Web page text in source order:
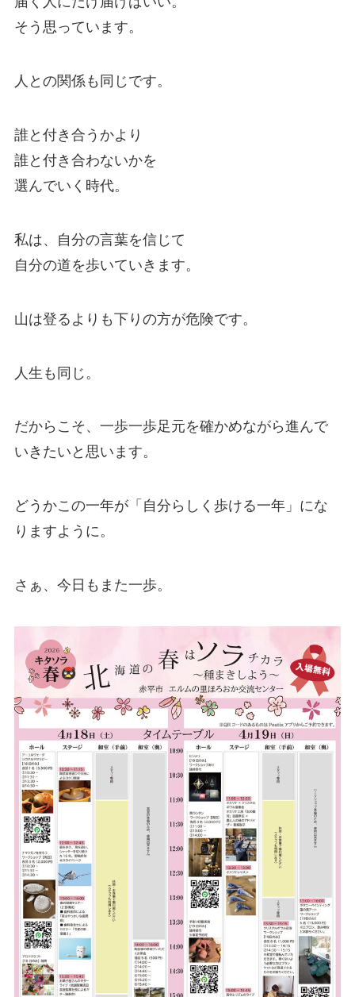
そう思っています。
人との関係も同じです。
誰と付き合うかより
誰と付き合わないかを
選んでいく時代。
私は、自分の言葉を信じて
自分の道を歩いていきます。
山は登るよりも下りの方が危険です。
人生も同じ。
だからこそ、一歩一歩足元を確かめながら進んで
いきたいと思います。
どうかこの一年が「自分らしく歩ける一年」にな
りますように。
さぁ、今日もまた一歩。